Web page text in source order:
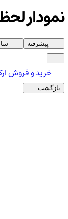
نمودار
پیشرفته
خرید و فروش
بازگشت